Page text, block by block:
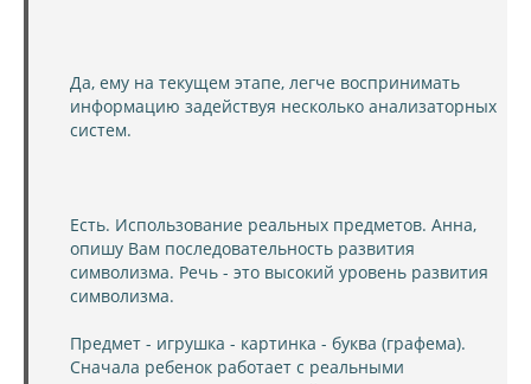
Да, ему на текущем этапе, легче воспринимать
информацию задействуя несколько анализаторных
систем.
Есть. Использование реальных предметов. Анна,
опишу Вам последовательность развития
символизма. Речь - это высокий уровень развития
символизма.
Предмет - игрушка - картинка - буква (графема).
Сначала ребенок работает с реальными